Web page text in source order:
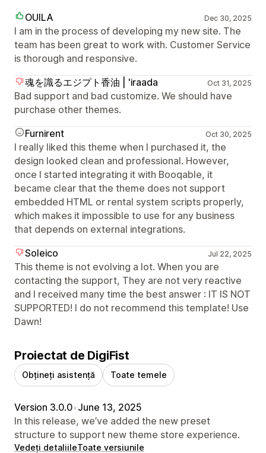
OUILA Dec 30, 2025
I am in the process of developing my new site. The
team has been great to work with. Customer Service
is thorough and responsive.
魂を識るエジプト香油 | 'iraada
Oct 31, 2025
Bad support and bad customize. We should have
purchase other themes.
Furnirent
Oct 30, 2025
I really liked this theme when I purchased it, the
design looked clean and professional. However,
once I started integrating it with Booqable, it
became clear that the theme does not support
embedded HTML or rental system scripts properly,
which makes it impossible to use for any business
that depends on external integrations.
Soleico
Jul 22, 2025
This theme is not evolving a lot. When you are
contacting the support, They are not very reactive
and I received many time the best answer : IT IS NOT
SUPPORTED! I do not recommend this template! Use
Dawn!
Proiectat de DigiFist
Obțineți asistență Toate temele
Version 3.0.0•June 13, 2025
In this release, we’ve added the new preset
structure to support new theme store experience.
Vedeți detaliileToate versiunile